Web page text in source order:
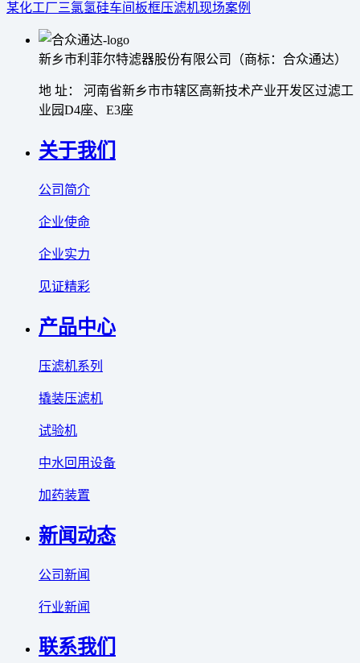
某化工厂三氯氢硅车间板框压滤机现场案例
新乡市利菲尔特滤器股份有限公司（商标：合众通达）
地 址： 河南省新乡市市辖区高新技术产业开发区过滤工
业园D4座、E3座
关于我们
公司简介
企业使命
企业实力
见证精彩
产品中心
压滤机系列
撬装压滤机
试验机
中水回用设备
加药装置
新闻动态
公司新闻
行业新闻
联系我们